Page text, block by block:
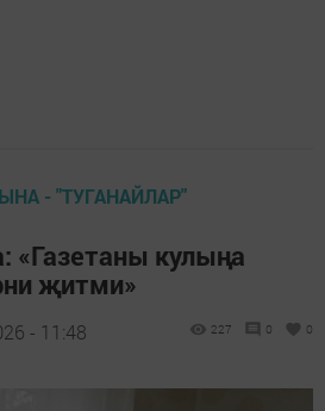
- "ТУГАНАЙЛАР"
«Газетаны кулыңа
җитми»
- 11:48 227 0 0